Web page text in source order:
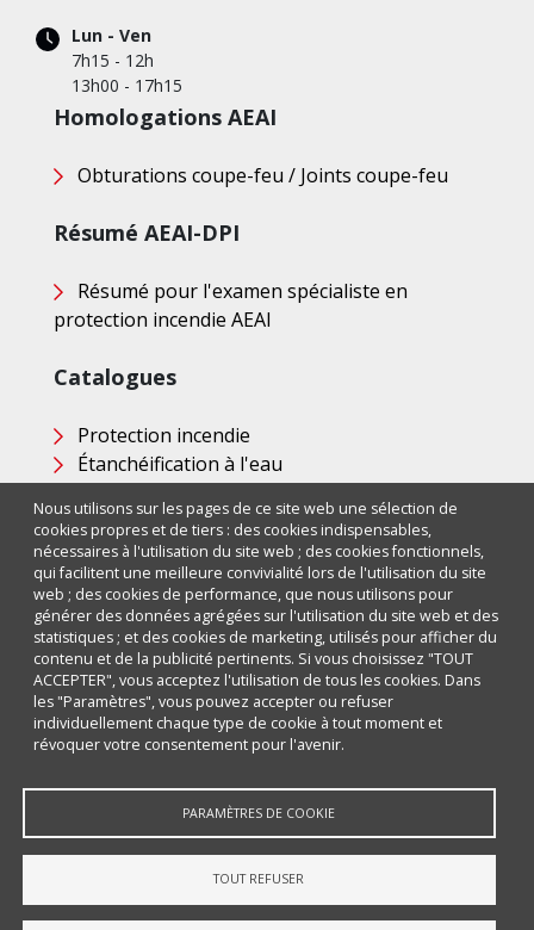
Lun - Ven
7h15 - 12h
13h00 - 17h15
Homologations AEAI
Obturations coupe-feu / Joints coupe-feu
Résumé AEAI-DPI
Résumé pour l'examen spécialiste en
protection incendie AEAI
Catalogues
Protection incendie
Étanchéification à l'eau
Newsletter
Vous souhaitez plus d'informations sur les passages de
câbles et de tuyaux dans la protection incendie?
Inscrivez-vous et restez informé de toutes les informations
sur les obturations coupe-feu, y compris les formations!
S'abonner à
Nous utilisons sur les pages de ce site web une sélection de
cookies propres et de tiers : des cookies indispensables,
nécessaires à l'utilisation du site web ; des cookies fonctionnels,
qui facilitent une meilleure convivialité lors de l'utilisation du site
web ; des cookies de performance, que nous utilisons pour
générer des données agrégées sur l'utilisation du site web et des
statistiques ; et des cookies de marketing, utilisés pour afficher du
contenu et de la publicité pertinents. Si vous choisissez "TOUT
ACCEPTER", vous acceptez l'utilisation de tous les cookies. Dans
les "Paramètres", vous pouvez accepter ou refuser
individuellement chaque type de cookie à tout moment et
révoquer votre consentement pour l'avenir.
PARAMÈTRES DE COOKIE
TOUT REFUSER
Copyright © par Jud Bau-Stoffe + Systeme